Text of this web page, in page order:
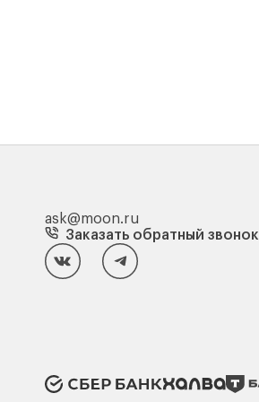
ask@moon.ru
Заказать обратный звонок